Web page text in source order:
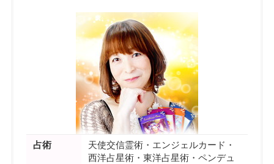
占術
天使交信霊術・エンジェルカード・
西洋占星術・東洋占星術・ペンデュ